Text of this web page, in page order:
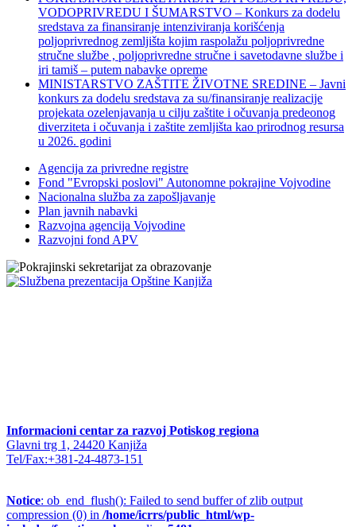
VODOPRIVREDU I ŠUMARSTVO – Konkurs za dodelu
sredstava za finansiranje intenziviranja korišćenja
poljoprivrednog zemljišta kojim raspolažu poljoprivredne
stručne službe , poljoprivredne stručne i savetodavne službe i
iri tamiš ‒ putem nabavke opreme
MINISTARSTVO ZAŠTITE ŽIVOTNE SREDINE – Javni
konkurs za dodelu sredstava za su/finansiranje realizacije
projekata ozelenjavanja u cilju zaštite i očuvanja predeonog
diverziteta i očuvanja i zaštite zemljišta kao prirodnog resursa
u 2026. godini
Agencija za privredne registre
Fond "Evropski poslovi" Autonomne pokrajine Vojvodine
Nacionalna služba za zapošljavanje
Plan javnih nabavki
Razvojna agencija Vojvodine
Razvojni fond APV
Informacioni centar za razvoj Potiskog regiona
Glavni trg 1, 24420 Kanjiža
Tel/Fax:+381-24-4873-151
Notice: ob_end_flush(): Failed to send buffer of zlib output
compression (0) in /home/icrrs/public_html/wp-